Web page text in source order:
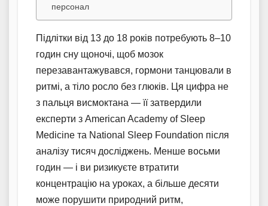
персонал
Підлітки від 13 до 18 років потребують 8–10
годин сну щоночі, щоб мозок
перезавантажувався, гормони танцювали в
ритмі, а тіло росло без глюків. Ця цифра не
з пальця висмоктана — її затвердили
експерти з American Academy of Sleep
Medicine та National Sleep Foundation після
аналізу тисяч досліджень. Менше восьми
годин — і ви ризикуєте втратити
концентрацію на уроках, а більше десяти
може порушити природний ритм,